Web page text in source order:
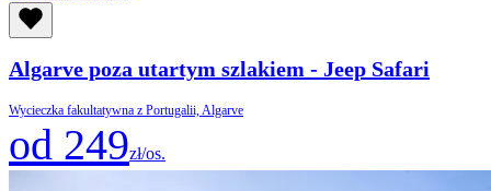
Algarve poza utartym szlakiem - Jeep Safari
Wycieczka fakultatywna z Portugalii, Algarve
od 249zł/os.